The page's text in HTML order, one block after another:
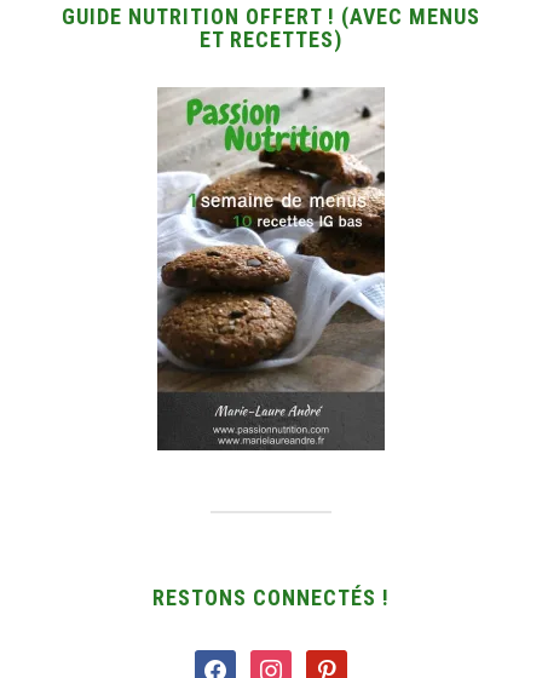
GUIDE NUTRITION OFFERT ! (AVEC MENUS
ET RECETTES)
RESTONS CONNECTÉS !
facebookinstagrampinterest